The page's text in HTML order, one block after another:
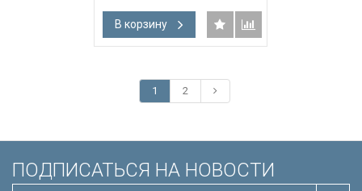
В корзину
1 2
ПОДПИСАТЬСЯ НА НОВОСТИ